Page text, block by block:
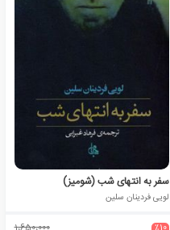
سفر به انتهای شب (شومیز)
لویی فردینان سلین